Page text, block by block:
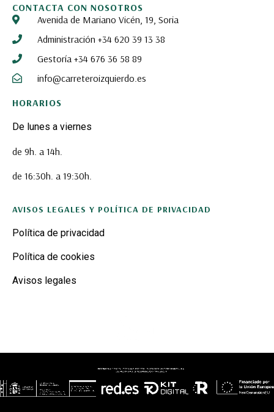
CONTACTA CON NOSOTROS
Avenida de Mariano Vicén, 19, Soria
Administración +34 620 39 13 38
Gestoría +34 676 36 58 89
info@carreteroizquierdo.es
HORARIOS
De lunes a viernes
de 9h. a 14h.
de 16:30h. a 19:30h.
AVISOS LEGALES Y POLÍTICA DE PRIVACIDAD
Política de privacidad
Política de cookies
Avisos legales